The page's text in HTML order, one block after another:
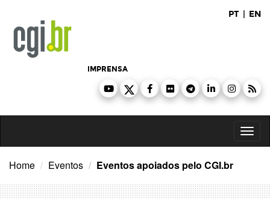
conteúdo
PT | EN
IMPRENSA
Home Eventos Eventos apoiados pelo CGI.br